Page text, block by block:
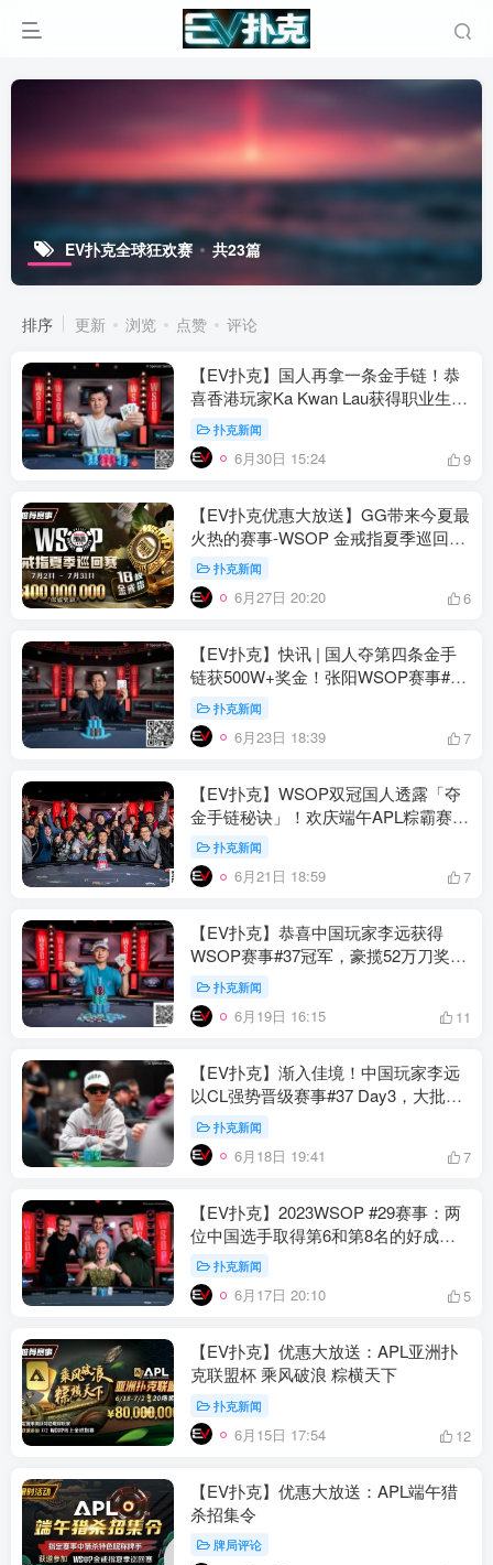
EV扑克全球狂欢赛 共23篇
排序 更新 浏览 点赞 评论
【EV扑克】国人再拿一条金手链！恭
喜香港玩家Ka Kwan Lau获得职业生涯
WSOP首冠！
扑克新闻
6月30日 15:24 9
【EV扑克优惠大放送】GG带来今夏最
火热的赛事-WSOP 金戒指夏季巡回
赛，18颗金戒指，1亿美金保底奖励
扑克新闻
6月27日 20:20 6
【EV扑克】快讯 | 国人夺第四条金手
链获500W+奖金！张阳WSOP赛事#44
夺冠扑克新闻
6月23日 18:39 7
【EV扑克】WSOP双冠国人透露「夺
金手链秘诀」！欢庆端午APL粽霸赛加
赠WSOP赛事门票
扑克新闻
6月21日 18:59 7
【EV扑克】恭喜中国玩家李远获得
WSOP赛事#37冠军，豪揽52万刀奖金
及第一条金手链！
扑克新闻
6月19日 16:15 11
【EV扑克】渐入佳境！中国玩家李远
以CL强势晋级赛事#37 Day3，大批国
人闯进奖励圈
扑克新闻
6月18日 19:41 7
【EV扑克】2023WSOP #29赛事：两
位中国选手取得第6和第8名的好成
绩，Jans Arends夺冠
扑克新闻
6月17日 20:10 5
【EV扑克】优惠大放送：APL亚洲扑
克联盟杯 乘风破浪 粽横天下
扑克新闻
6月15日 17:54 12
【EV扑克】优惠大放送：APL端午猎
杀招集令
牌局评论